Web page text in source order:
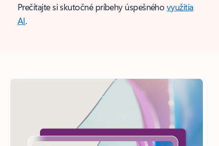
Prečítajte si skutočné príbehy úspešného využitia
AI.